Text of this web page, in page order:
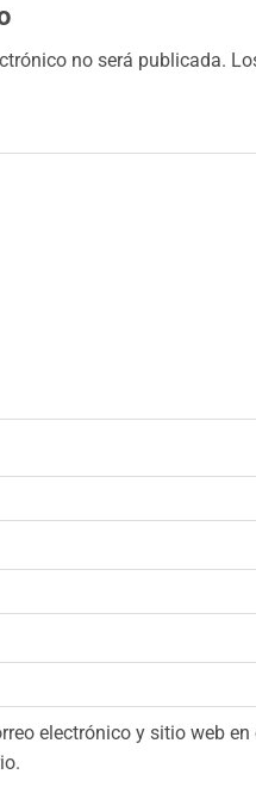
no será publicada.
electrónico y sitio web